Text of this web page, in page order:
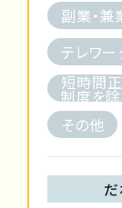
副業・兼
テレワ
短時間
制度を除
その他